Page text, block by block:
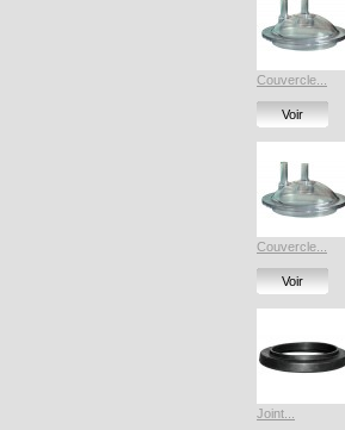
Couvercle...
Voir
Couvercle...
Voir
Joint...